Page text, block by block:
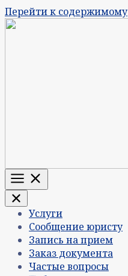
Перейти к содержимому
Меню
Услуги
Сообщение юристу
Запись на прием
Заказ документа
Частые вопросы